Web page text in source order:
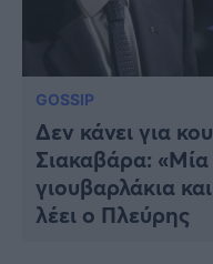
GOSSIP
Δεν κάνει για
Σιακαβάρα:
γιουβαρλάκια
λέει ο Πλεύρης